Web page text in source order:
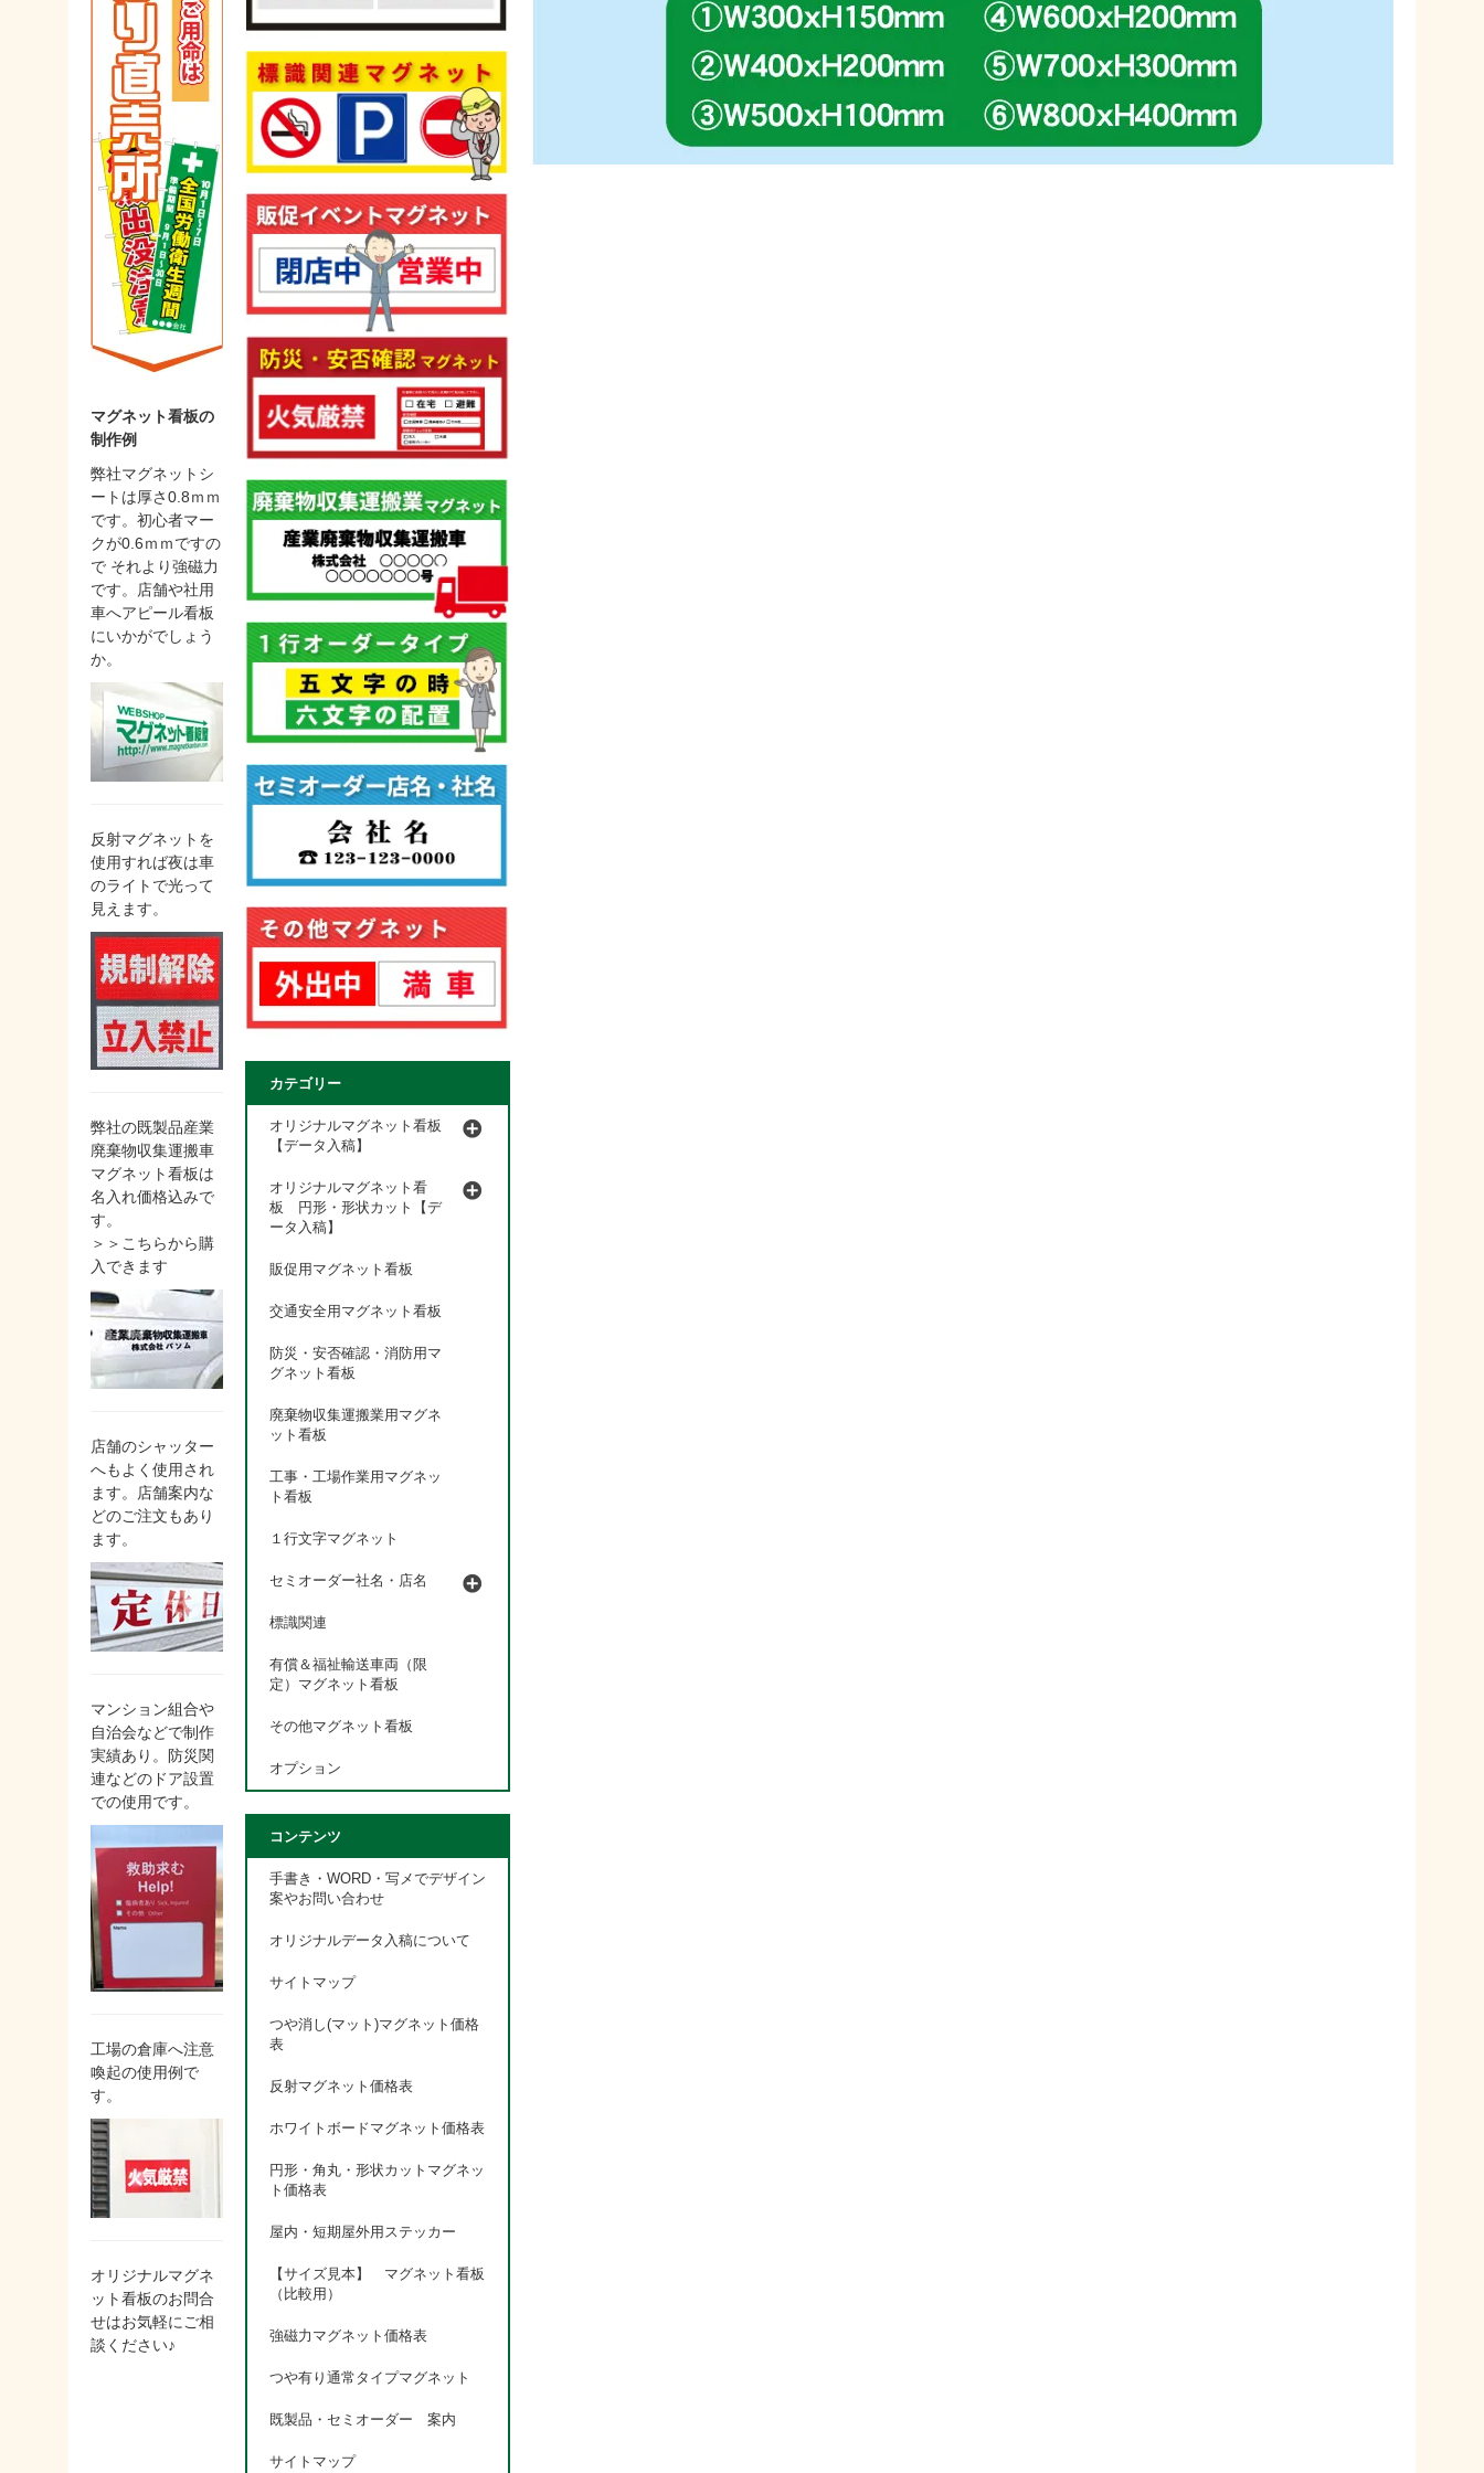
マグネット看板の
制作例
弊社マグネットシ
ートは厚さ0.8ｍｍ
です。初心者マー
クが0.6ｍｍですの
で それより強磁力
です。店舗や社用
車へアピール看板
にいかがでしょう
か。
反射マグネットを
使用すれば夜は車
のライトで光って
見えます。
弊社の既製品産業
廃棄物収集運搬車
マグネット看板は
名入れ価格込みで
す。
＞＞こちらから購
入できます
店舗のシャッター
へもよく使用され
ます。店舗案内な
どのご注文もあり
ます。
マンション組合や
自治会などで制作
実績あり。防災関
連などのドア設置
での使用です。
工場の倉庫へ注意
喚起の使用例で
す。
オリジナルマグネ
ット看板のお問合
せはお気軽にご相
談ください♪
カテゴリー
オリジナルマグネット看板
【データ入稿】
オリジナルマグネット看
板 円形・形状カット【デ
ータ入稿】
販促用マグネット看板
交通安全用マグネット看板
防災・安否確認・消防用マ
グネット看板
廃棄物収集運搬業用マグネ
ット看板
工事・工場作業用マグネッ
ト看板
１行文字マグネット
セミオーダー社名・店名
標識関連
有償＆福祉輸送車両（限
定）マグネット看板
その他マグネット看板
オプション
コンテンツ
手書き・WORD・写メでデザイン
案やお問い合わせ
オリジナルデータ入稿について
サイトマップ
つや消し(マット)マグネット価格
表
反射マグネット価格表
ホワイトボードマグネット価格表
円形・角丸・形状カットマグネッ
ト価格表
屋内・短期屋外用ステッカー
【サイズ見本】 マグネット看板
（比較用）
強磁力マグネット価格表
つや有り通常タイプマグネット
既製品・セミオーダー 案内
サイトマップ